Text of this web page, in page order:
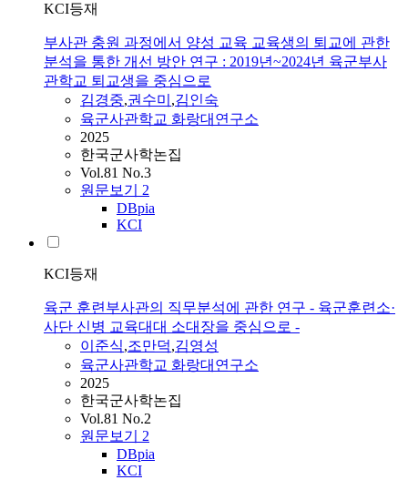
KCI등재
부사관 충원 과정에서 양성 교육 교육생의 퇴교에 관한
분석을 통한 개선 방안 연구 : 2019년~2024년 육군부사
관학교 퇴교생을 중심으로
김경중,권수미 ,김인숙
육군사관학교 화랑대연구소
2025
한국군사학논집
Vol.81 No.3
원문보기 2
DBpia
KCI
KCI등재
육군 훈련부사관의 직무분석에 관한 연구 - 육군훈련소·
사단 신병 교육대대 소대장을 중심으로 -
이준식,조만덕,김영성
육군사관학교 화랑대연구소
2025
한국군사학논집
Vol.81 No.2
원문보기 2
DBpia
KCI